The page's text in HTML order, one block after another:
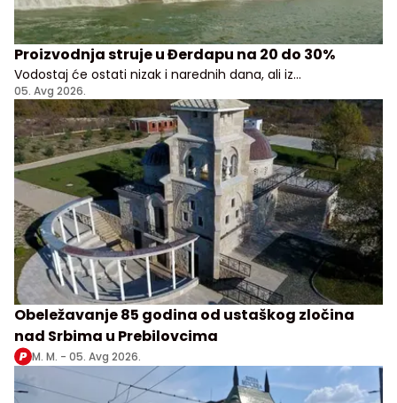
Proizvodnja struje u Đerdapu na 20 do 30%
Vodostaj će ostati nizak i narednih dana, ali iz
Elektroprivrede Srbije uveravaju da građani i privreda
nemaju razloga za brigu
05. Avg 2026.
Obeležavanje 85 godina od ustaškog zločina
nad Srbima u Prebilovcima
M. M. - 05. Avg 2026.